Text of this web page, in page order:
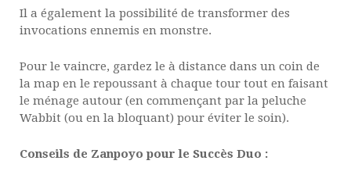
Il a également la possibilité de transformer des
invocations ennemis en monstre.
Pour le vaincre, gardez le à distance dans un coin de
la map en le repoussant à chaque tour tout en faisant
le ménage autour (en commençant par la peluche
Wabbit (ou en la bloquant) pour éviter le soin).
Conseils de Zanpoyo pour le Succès Duo :